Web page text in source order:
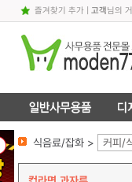
즐겨찾기 추가| 고객님의
식음료/잡화 > 커피/